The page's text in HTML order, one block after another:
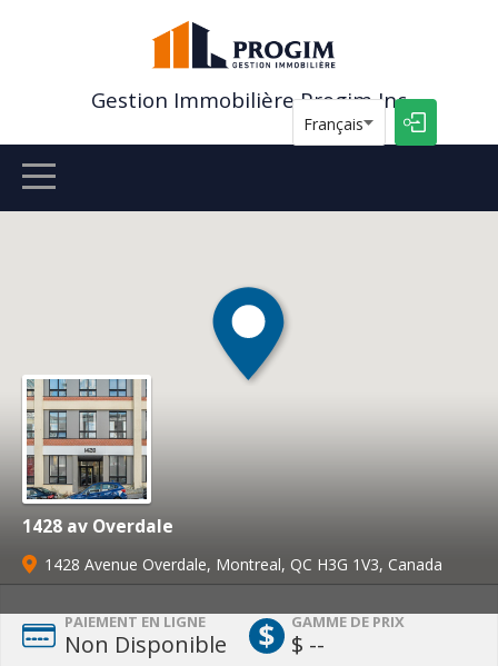
Gestion Immobilière Progim Inc
Français
ANNONCES
CONTACT
1428 av Overdale
1428 Avenue Overdale, Montreal, QC H3G 1V3, Canada
PAIEMENT EN LIGNE
Non Disponible
GAMME DE PRIX
$ --